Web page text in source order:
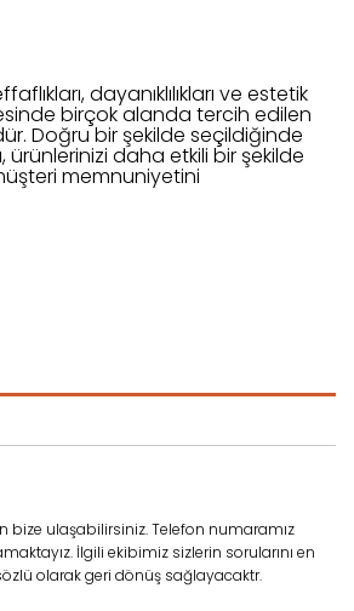
dayanıklılıkları ve estetik
birçok alanda tercih edilen
Doğru bir şekilde seçildiğinde
ürünlerinizi daha etkili bir şekilde
memnuniyetini
bize ulaşabilirsiniz. Telefon numaramız
İlgili ekibimiz sizlerin sorularını en
olarak geri dönüş sağlayacaktr.